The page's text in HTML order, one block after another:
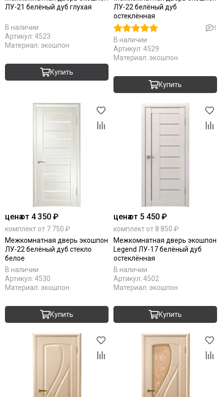
Серый
Французский
Филадельфия
Коричневые
Магнолия
Мокко
Снежный кедр
Слоновая кость
Снежная королева
С патиной
Светлые
Тёмный кипарис
Тёмный анегри
Тёмные
Шампань
White matt
ЛУ-21 белёный дуб глухая
В наличии
Артикул: 4523
Материал: экошпон
Купить
ЛУ-22 белёный дуб
остеклённая
1
В наличии
Артикул: 4529
Материал: экошпон
Купить
ценаот 4 350 ₽
комплект от 7 750 ₽
Межкомнатная дверь экошпон
ЛУ-22 белёный дуб стекло
белое
В наличии
Артикул: 4530
Материал: экошпон
Купить
ценаот 5 450 ₽
комплект от 8 850 ₽
Межкомнатная дверь экошпон
Legend ЛУ-17 белёный дуб
остеклённая
В наличии
Артикул: 4502
Материал: экошпон
Купить